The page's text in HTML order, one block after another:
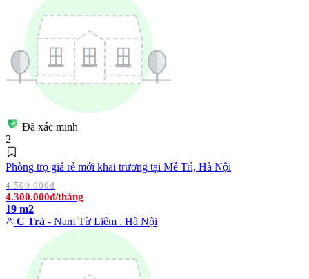
Đã xác minh
2
Phòng trọ giá rẻ mới khai trương tại Mễ Trì, Hà Nội
4.500.000đ
4.300.000đ/tháng
19 m2
C Trà - Nam Từ Liêm . Hà Nội